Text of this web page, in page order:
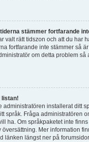
stämmer fortfarande
valt rätt tidszon och att du har
fortfarande inte stämmer så
om detta problem så
listan!
administratören installerat ditt
språk. Fråga administratören
ha. Om språkpaketet inte finns
Mer information
länken längst ner på